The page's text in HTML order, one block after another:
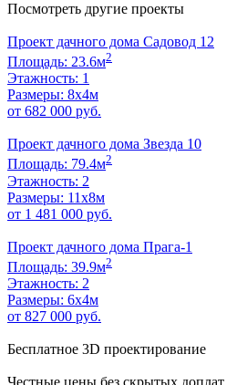
Посмотреть другие проекты
Проект дачного дома Садовод 12
Площадь: 23.6м2
Этажность: 1
Размеры: 8х4м
от 682 000 руб.
Проект дачного дома Звезда 10
Площадь: 79.4м2
Этажность: 2
Размеры: 11х8м
от 1 481 000 руб.
Проект дачного дома Прага-1
Площадь: 39.9м2
Этажность: 2
Размеры: 6х4м
от 827 000 руб.
Бесплатное 3D проектирование
Честные цены без скрытых доплат